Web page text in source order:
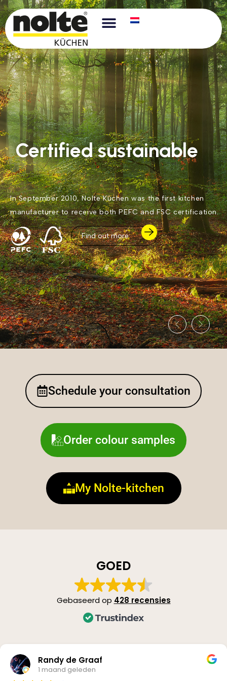
Certified sustainable
In September 2010, Nolte Küchen was the first kitchen
manufacturer to receive both PEFC and FSC certification.
Find out more
Schedule your consultation
Order colour samples
My Nolte-kitchen
GOED
Gebaseerd op 428 recensies
Randy de Graaf
1 maand geleden